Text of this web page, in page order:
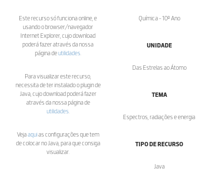
Este recurso só funciona online, e
usando o browser/navegador
Internet Explorer, cujo download
poderá fazer através da nossa
página deutilidades
Para visualizar este recurso,
necessita de ter instalado o plugin de
Java, cujo download poderá fazer
através da nossa página de
utilidades
Vejaaquias configurações que tem
de colocar no Java, para que consiga
visualizar.
Química - 10º Ano
UNIDADE
Das Estrelas ao Átomo
TEMA
Espectros, radiações e energia
TIPO DE RECURSO
Java